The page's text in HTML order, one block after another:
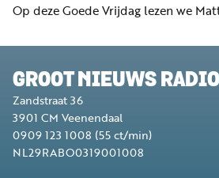
Op deze Goede Vrijdag lezen we
GROOT NIEUWS RADIO
Zandstraat 36
3901 CM Veenendaal
0909 123 1008 (55 ct/min)
NL29RABO0319001008